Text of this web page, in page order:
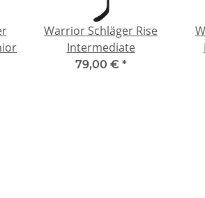
Warrior Schläger Rise
Intermediate
79,00 € *